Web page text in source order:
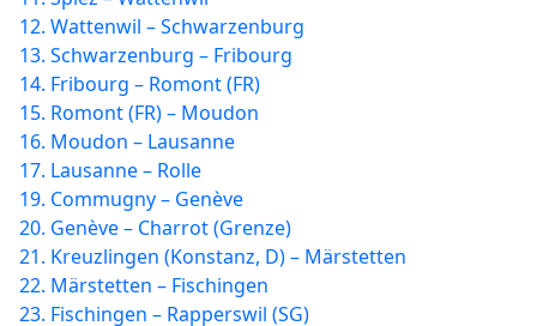
12. Wattenwil – Schwarzenburg
13. Schwarzenburg – Fribourg
14. Fribourg – Romont (FR)
15. Romont (FR) – Moudon
16. Moudon – Lausanne
17. Lausanne – Rolle
19. Commugny – Genève
20. Genève – Charrot (Grenze)
21. Kreuzlingen (Konstanz, D) – Märstetten
22. Märstetten – Fischingen
23. Fischingen – Rapperswil (SG)